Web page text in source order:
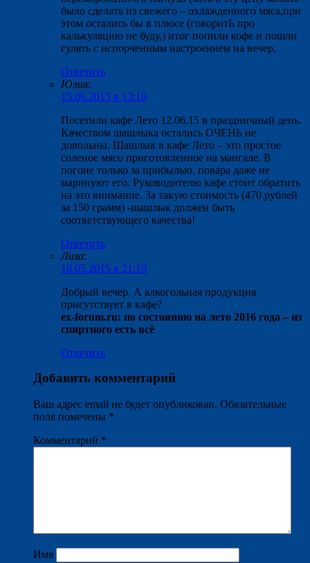
было сделать из свежего – охлажденного мяса,при
этом остались бы в плюсе (говоритЬ про
калькуляцию не буду,) итог попили кофе и пошли
гулять с испорченным настроением на вечер.
Ответить
Юлия:
15.06.2015 в 13:10
Посетили кафе Лето 12.06.15 в праздничный день.
Качеством шашлыка остались ОЧЕНЬ не
довольны. Шашлык в кафе Лето – это простое
соленое мясо приготовленное на мангале. В
погоне только за прибылью, повара даже не
маринуют его. Руководителю кафе стоит обратить
на это внимание. За такую стоимость (470 рублей
за 150 грамм) -шашлык должен быть
соответствующего качества!
Ответить
Лиза:
18.05.2015 в 21:10
Добрый вечер. А алкогольная продукция
присутствует в кафе?
ex-forum.ru: по состоянию на лето 2016 года – из
спиртного есть всё
Ответить
Добавить комментарий
Ваш адрес email не будет опубликован. Обязательные
поля помечены *
Комментарий *
Имя